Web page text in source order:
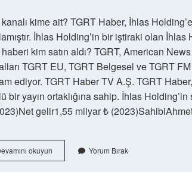
kime ait? TGRT Haber, İhlas
İhlas Holding’in bir iştiraki olan İhlas
kim satın aldı? TGRT, American
TGRT EU, TGRT Belgesel ve TGRT
ediyor. TGRT Haber TV A.Ş. TGRT
bir yayın ortaklığına sahip. İhlas
gelir1,55 milyar ₺
okuyun
Yeni
Yorum Bırak